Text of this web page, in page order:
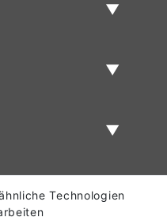
Technologien